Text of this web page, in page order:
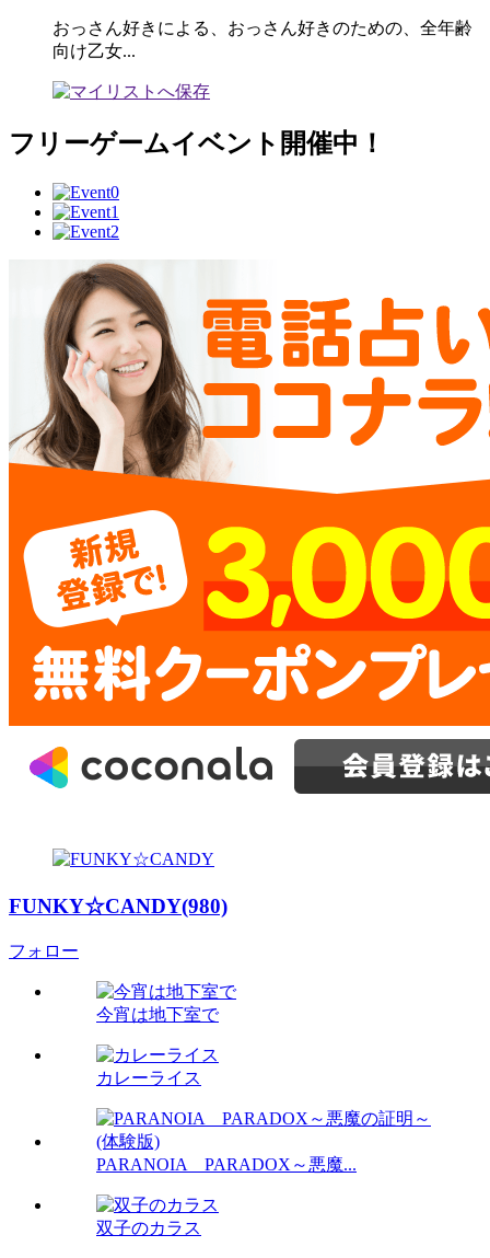
おっさん好きによる、おっさん好きのための、全年齢
向け乙女...
フリーゲームイベント開催中！
FUNKY☆CANDY(980)
フォロー
今宵は地下室で
カレーライス
PARANOIA PARADOX～悪魔...
双子のカラス